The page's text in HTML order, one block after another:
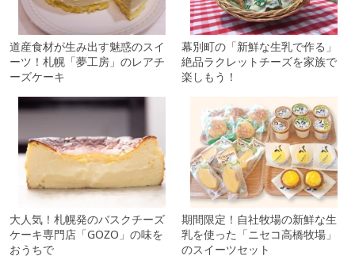
道産食材が生み出す魅惑のスイ
ーツ！札幌「夢工房」のレアチ
ーズケーキ
幕別町の「新鮮な生乳で作る」
絶品ラクレットチーズを家族で
楽しもう！
大人気！札幌発のバスクチーズ
ケーキ専門店「GOZO」の味を
おうちで
期間限定！自社牧場の新鮮な生
乳を使った「ニセコ高橋牧場」
のスイーツセット